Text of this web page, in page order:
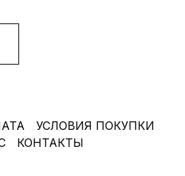
УСЛОВИЯ ПОКУПКИ
КОНТАКТЫ